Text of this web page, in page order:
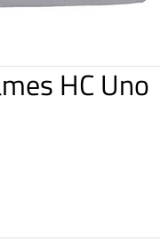
HC Uno